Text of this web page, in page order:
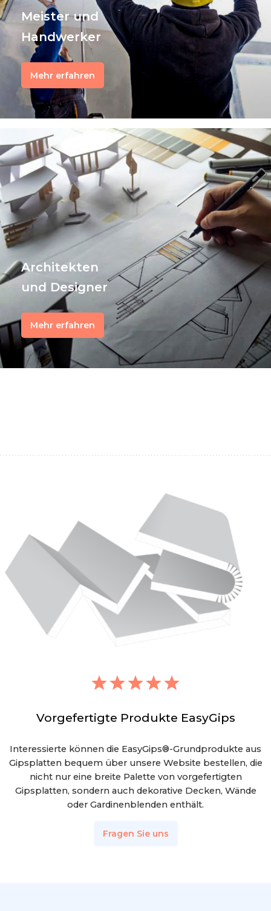
Meister und
Handwerker
Mehr erfahren
Architekten
und Designer
Mehr erfahren
Vorgefertigte Produkte EasyGips
Interessierte können die EasyGips®-Grundprodukte aus
Gipsplatten bequem über unsere Website bestellen, die
nicht nur eine breite Palette von vorgefertigten
Gipsplatten, sondern auch dekorative Decken, Wände
oder Gardinenblenden enthält.
Fragen Sie uns